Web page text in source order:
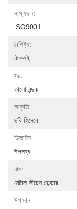
সাক্ষ্যদান:
ISO9001
বৈশিষ্ট্য:
টেকসই
রঙ:
কালো বন্দুক
আকৃতি:
ছবি হিসেবে
ডিজাইন:
উপলব্ধ
নাম:
মেটাল কীচেন হোল্ডার
উপাদান: